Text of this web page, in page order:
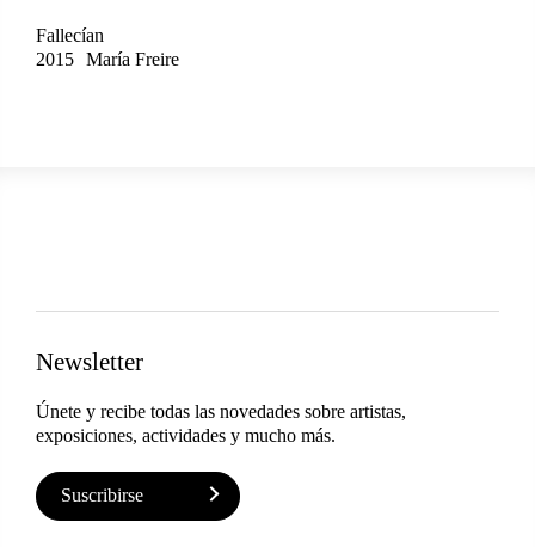
Fallecían
2015 María Freire
Newsletter
Únete y recibe todas las novedades sobre artistas,
exposiciones, actividades y mucho más.
Suscribirse